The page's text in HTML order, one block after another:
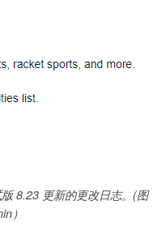
8.23 更新的更改日志。(图
）